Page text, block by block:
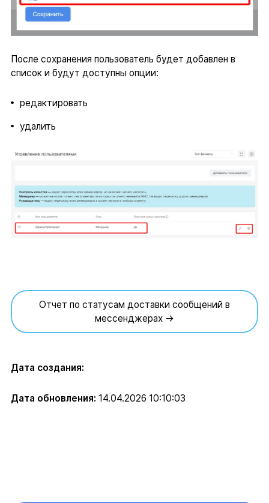
После сохранения пользователь будет добавлен в
список и будут доступны опции:
редактировать
удалить
Отчет по статусам доставки сообщений в
мессенджерах →
Дата создания:
Дата обновления: 14.04.2026 10:10:03